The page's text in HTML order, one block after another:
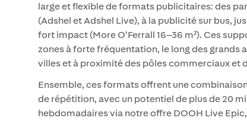
large et flexible de formats publicitaires: des
(Adshel et Adshel Live), à la publicité sur bus,
fort impact (More O’Ferrall 16–36 m²). Ces
zones à forte fréquentation, le long des grands
villes et à proximité des pôles commerciaux et
Ensemble, ces formats offrent une
de répétition, avec un potentiel de plus de 20
hebdomadaires via notre offre DOOH Live